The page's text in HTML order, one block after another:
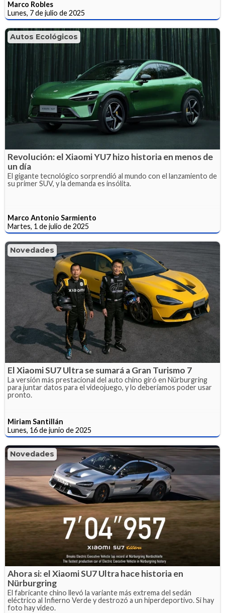
Marco Robles
Lunes, 7 de julio de 2025
Autos Ecológicos
Revolución: el Xiaomi YU7 hizo historia en menos de
un día
El gigante tecnológico sorprendió al mundo con el lanzamiento de
su primer SUV, y la demanda es insólita.
Marco Antonio Sarmiento
Martes, 1 de julio de 2025
Novedades
El Xiaomi SU7 Ultra se sumará a Gran Turismo 7
La versión más prestacional del auto chino giró en Nürburgring
para juntar datos para el videojuego, y lo deberíamos poder usar
pronto.
Miriam Santillán
Lunes, 16 de junio de 2025
Novedades
Ahora si: el Xiaomi SU7 Ultra hace historia en
Nürburgring
El fabricante chino llevó la variante más extrema del sedán
eléctrico al Infierno Verde y destrozó a un hiperdeportivo. Si hay
foto hay video.